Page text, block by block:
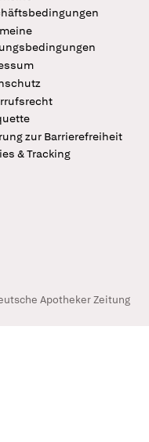
zur Barrierefreiheit
& Tracking
Apotheker Zeitung